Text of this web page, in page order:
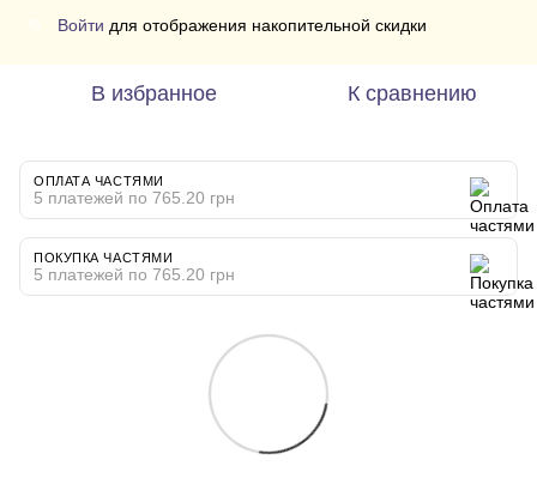
Войти для отображения накопительной скидки
В избранное К сравнению
ОПЛАТА ЧАСТЯМИ
5 платежей по 765.20 грн
ПОКУПКА ЧАСТЯМИ
5 платежей по 765.20 грн